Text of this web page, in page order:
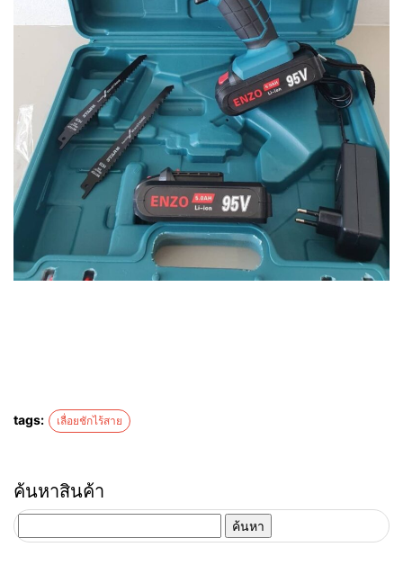
tags: เลื่อยชักไร้สาย
ค้นหาสินค้า
สำหรับ: